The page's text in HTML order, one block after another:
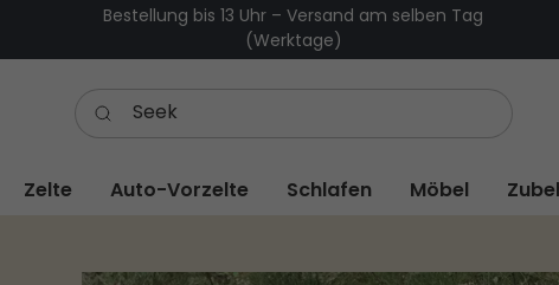
Bestellung bis 13 Uhr – Versand am selben Tag
(Werktage)
Zelte Auto-Vorzelte Schlafen Möbel